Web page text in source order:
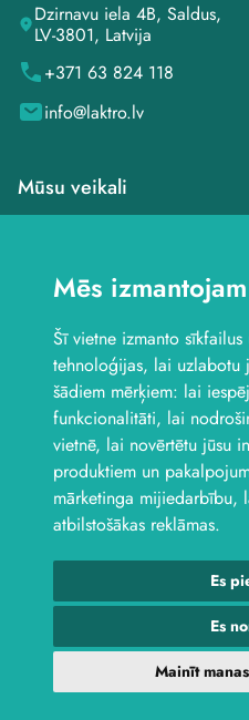
Mēs
Šī vietne izmanto sīkfailus
tehnoloģijas, lai uzlabotu
šādiem mērķiem: lai
funkcionalitāti, lai
vietnē, lai novērtētu jūsu
produktiem un
mārketinga mijiedarbību,
atbilstošākas reklāmas.
Es
Es
Mainīt
Dzirnavu iela 4B, Saldus,
LV-3801, Latvija
+371 63 824 118
info@laktro.lv
Mūsu veikali
Veikals Saldū, Kuldīgas
Veikals Jelgavā, Aviācijas
iela 8B
Seko mums
© 2026 Laktro. Visas tiesības
veikalu